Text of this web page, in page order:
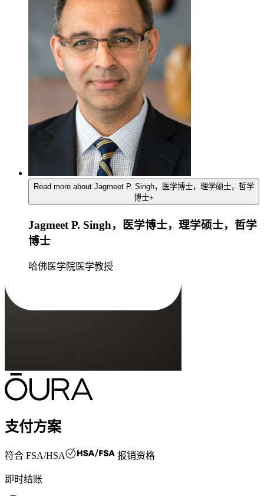
Read more about Jagmeet P. Singh，医学博士，理学硕士，哲学
博士+
Jagmeet P. Singh，医学博士，理学硕士，哲学
博士
哈佛医学院医学教授
支付方案
符合 FSA/HSA 报销资格
即时结账